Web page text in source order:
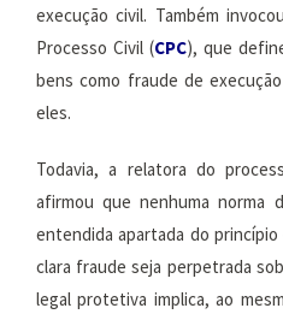
execução civil. Também
Processo Civil (CPC), que
bens como fraude de
eles.
Todavia, a relatora do
afirmou que nenhuma norma
entendida apartada do
clara fraude seja perpetrada
legal protetiva implica, ao